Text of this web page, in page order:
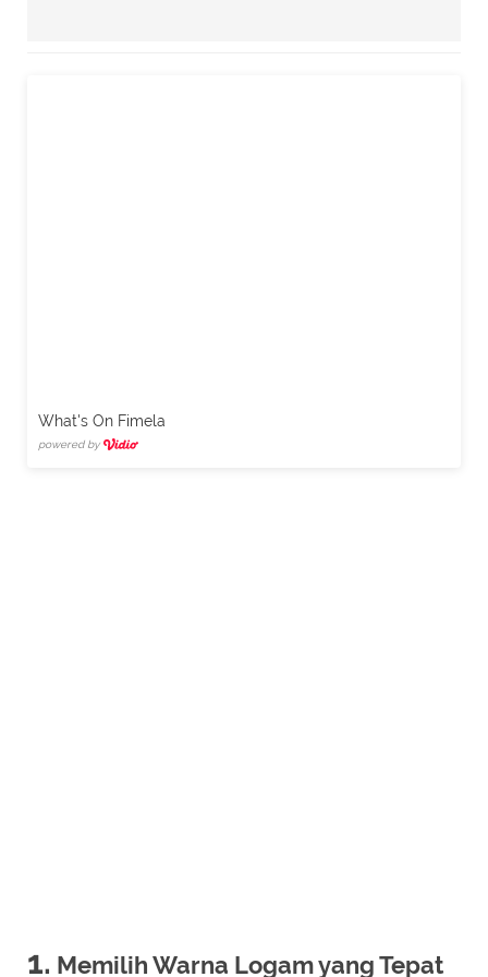
What's On Fimela
powered by
1. Memilih Warna Logam yang Tepat